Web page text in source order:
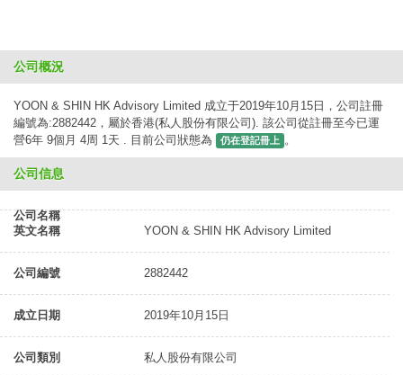
公司概況
YOON & SHIN HK Advisory Limited 成立于2019年10月15日，公司註冊
編號為:2882442，屬於香港(私人股份有限公司). 該公司從註冊至今已運
營6年 9個月 4周 1天 . 目前公司狀態為
仍在登記冊上 。
公司信息
公司名稱
英文名稱
YOON & SHIN HK Advisory Limited
公司編號 2882442
成立日期 2019年10月15日
公司類別 私人股份有限公司